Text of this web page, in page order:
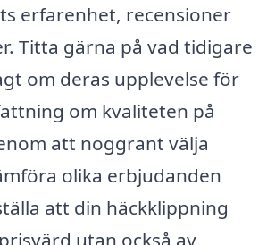
erfarenhet, recensioner
Titta gärna på vad tidigare
om deras upplevelse för
om kvaliteten på
att noggrant välja
olika erbjudanden
att din häckklippning
utan också av